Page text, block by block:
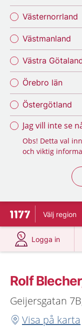
Västernorrland
Västmanland
Västra
Örebro län
Östergötland
Jag vill inte se
Obs! Detta val
och viktig
Till startsidan för
Välj region
Logga in
på 1177.se
Rolf
Geijersgatan
Visa på karta